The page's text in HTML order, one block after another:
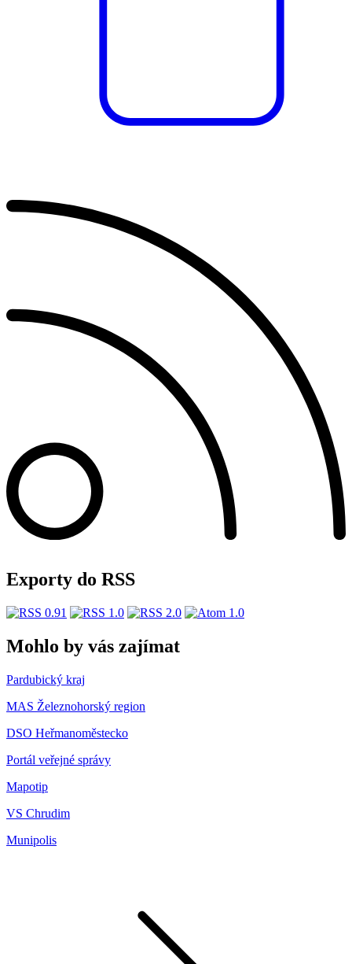
Exporty do RSS
Mohlo by vás zajímat
Pardubický kraj
MAS Železnohorský region
DSO Heřmanoměstecko
Portál veřejné správy
Mapotip
VS Chrudim
Munipolis